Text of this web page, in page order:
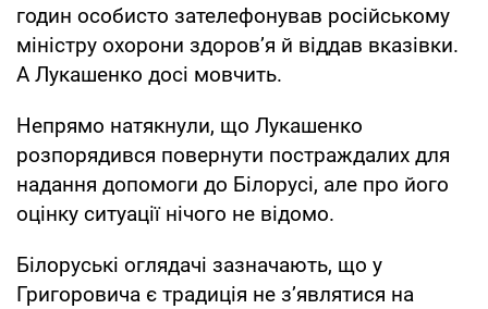
годин особисто зателефонував російському
міністру охорони здоров’я й віддав вказівки.
А Лукашенко досі мовчить.
Непрямо натякнули, що Лукашенко
розпорядився повернути постраждалих для
надання допомоги до Білорусі, але про його
оцінку ситуації нічого не відомо.
Білоруські оглядачі зазначають, що у
Григоровича є традиція не з’являтися на